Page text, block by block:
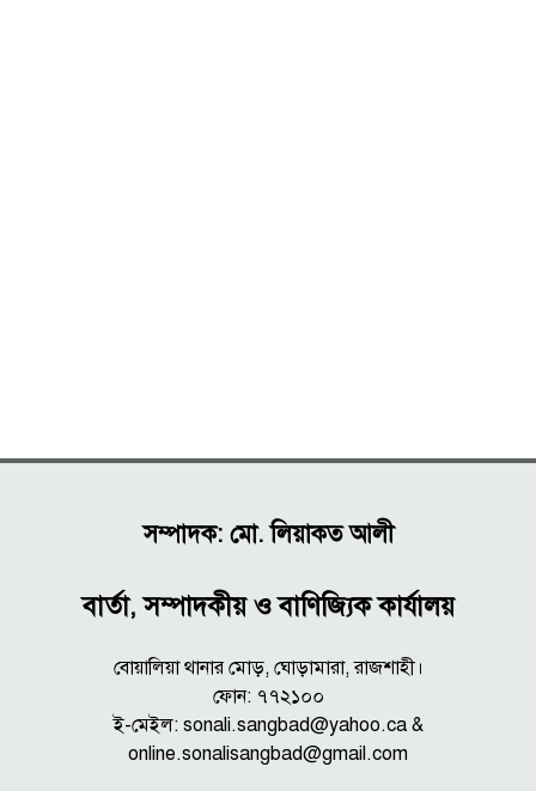
সম্পাদক: মো. লিয়াকত আলী
বার্তা, সম্পাদকীয় ও বাণিজ্যিক কার্যালয়
বোয়ালিয়া থানার মোড়, ঘোড়ামারা, রাজশাহী।
ফোন: ৭৭২১০০
ই-মেইল: sonali.sangbad@yahoo.ca &
online.sonalisangbad@gmail.com